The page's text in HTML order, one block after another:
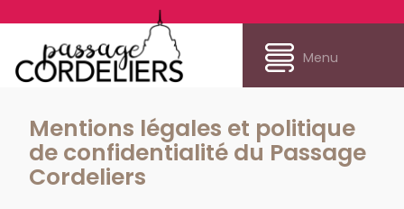
Menu
Mentions légales et politique
de confidentialité du Passage
Cordeliers